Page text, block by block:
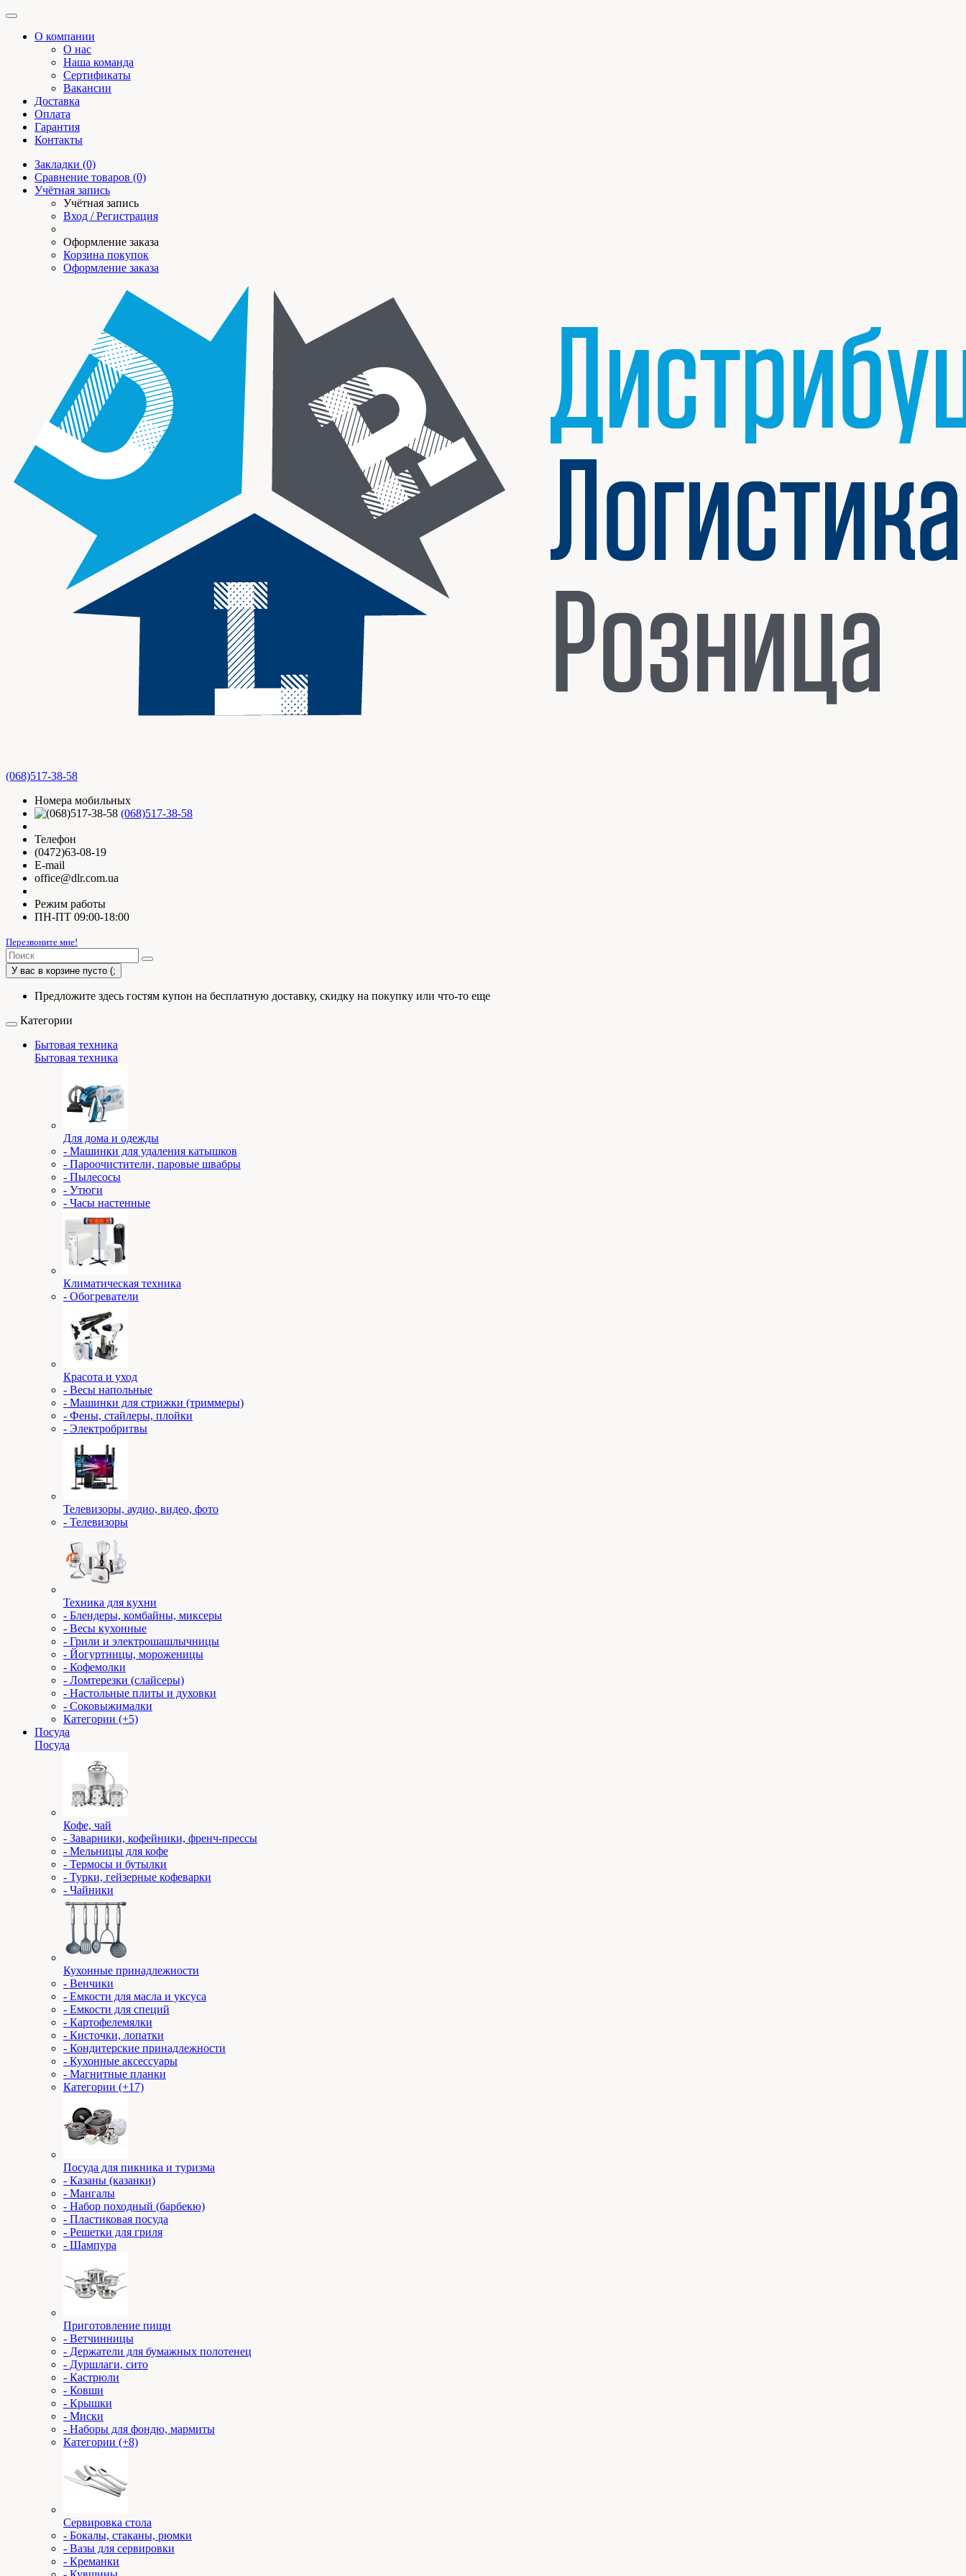
О компании
О нас
Наша команда
Сертификаты
Вакансии
Доставка
Оплата
Гарантия
Контакты
Закладки (0)
Сравнение товаров (0)
Учётная запись
Учётная запись
Вход / Регистрация
Оформление заказа
Корзина покупок
Оформление заказа
(068)517-38-58
Номера мобильных
(068)517-38-58
Телефон
(0472)63-08-19
E-mail
office@dlr.com.ua
Режим работы
ПН-ПТ 09:00-18:00
Перезвоните мне!
У вас в корзине пусто (;
Предложите здесь гостям купон на бесплатную доставку, скидку на покупку или что-то еще
Категории
Бытовая техника
Бытовая техника
Для дома и одежды
- Машинки для удаления катышков
- Пароочистители, паровые швабры
- Пылесосы
- Утюги
- Часы настенные
Климатическая техника
- Обогреватели
Красота и уход
- Весы напольные
- Машинки для стрижки (триммеры)
- Фены, стайлеры, плойки
- Электробритвы
Телевизоры, аудио, видео, фото
- Телевизоры
Техника для кухни
- Блендеры, комбайны, миксеры
- Весы кухонные
- Грили и электрошашлычницы
- Йогуртницы, мороженицы
- Кофемолки
- Ломтерезки (слайсеры)
- Настольные плиты и духовки
- Соковыжималки
Категории (+5)
Посуда
Посуда
Кофе, чай
- Заварники, кофейники, френч-прессы
- Мельницы для кофе
- Термосы и бутылки
- Турки, гейзерные кофеварки
- Чайники
Кухонные принадлежности
- Венчики
- Емкости для масла и уксуса
- Емкости для специй
- Картофелемялки
- Кисточки, лопатки
- Кондитерские принадлежности
- Кухонные аксессуары
- Магнитные планки
Категории (+17)
Посуда для пикника и туризма
- Казаны (казанки)
- Мангалы
- Набор походный (барбекю)
- Пластиковая посуда
- Решетки для гриля
- Шампура
Приготовление пищи
- Ветчинницы
- Держатели для бумажных полотенец
- Дуршлаги, сито
- Кастрюли
- Ковши
- Крышки
- Миски
- Наборы для фондю, мармиты
Категории (+8)
Сервировка стола
- Бокалы, стаканы, рюмки
- Вазы для сервировки
- Креманки